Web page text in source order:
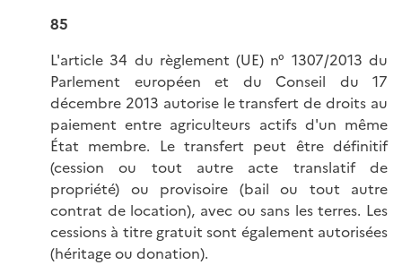
85
L'article 34 du règlement (UE) n° 1307/2013 du
Parlement européen et du Conseil du 17
décembre 2013 autorise le transfert de droits au
paiement entre agriculteurs actifs d'un même
État membre. Le transfert peut être définitif
(cession ou tout autre acte translatif de
propriété) ou provisoire (bail ou tout autre
contrat de location), avec ou sans les terres. Les
cessions à titre gratuit sont également autorisées
(héritage ou donation).